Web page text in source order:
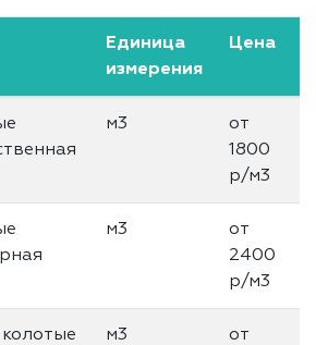
Единица
измерения
Цена
м3
от
1800
р/м3
м3
от
2400
р/м3
м3
от